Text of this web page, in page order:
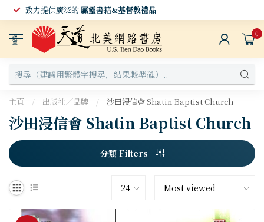
致力提供廣泛的屬靈書籍&基督教禮品
選
單
0
主頁 / 出版社／品牌 / 沙田浸信會 Shatin Baptist Church
沙田浸信會 Shatin Baptist Church
分類 Filters